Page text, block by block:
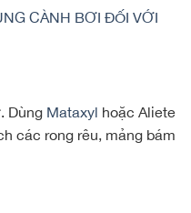
CÀNH BƠI ĐỐI VỚI
Dùng Mataxyl hoặc Aliete
các rong rêu, mảng bám